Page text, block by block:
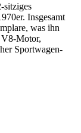
sitziges
Insgesamt
was ihn
V8-Motor,
Sportwagen-